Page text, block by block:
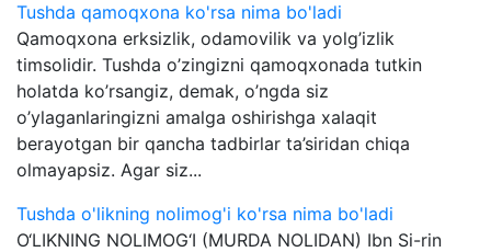
Tushda qamoqxona ko'rsa nima bo'ladi
Qamoqxona erksizlik, odamovilik va yolg’izlik
timsolidir. Tushda o’zingizni qamoqxonada tutkin
holatda ko’rsangiz, demak, o’ngda siz
o’ylaganlaringizni amalga oshirishga xalaqit
berayotgan bir qancha tadbirlar ta’siridan chiqa
olmayapsiz. Agar siz...
Tushda o'likning nolimog'i ko'rsa nima bo'ladi
O‘LIKNING NOLIMOG‘I (MURDA NOLIDAN) Ibn Si-rin